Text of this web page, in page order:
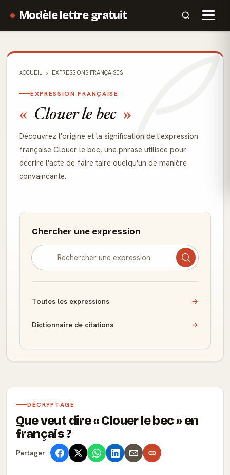
Modèle lettre gratuit
ACCUEIL EXPRESSIONS FRANÇAISES
EXPRESSION FRANÇAISE
Clouer le bec
Découvrez l'origine et la signification de l'expression
française Clouer le bec, une phrase utilisée pour
décrire l'acte de faire taire quelqu'un de manière
convaincante.
Chercher une expression
Toutes les expressions →
Dictionnaire de citations →
DÉCRYPTAGE
Que veut dire Clouer le bec
en
français ?
Partager :